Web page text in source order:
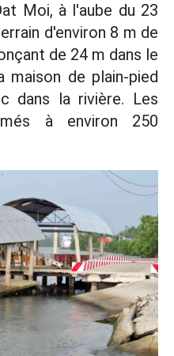
Moi, à l'aube du 23
d'environ 8 m de
de 24 m dans le
maison de plain-pied
dans la rivière. Les
à environ 250